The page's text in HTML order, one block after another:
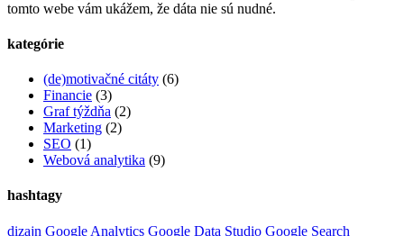
tomto webe vám ukážem, že dáta nie sú nudné.
kategórie
(de)motivačné citáty (6)
Financie (3)
Graf týždňa (2)
Marketing (2)
SEO (1)
Webová analytika (9)
hashtagy
dizajn Google Analytics Google Data Studio Google Search